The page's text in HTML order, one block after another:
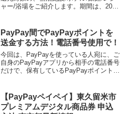
ャー/浴場をご紹介します。期間は、2023
ん】国内24000軒...
PayPay間でPayPayポイントを
送金する方法！電話番号使用で！
今回は、PayPayを使っている人宛に、ご
自身のPayPayアプリから相手の電話番号
だけで、保有しているPayPayポイントを
PayPayポイントを送金する方法！で...
【PayPayペイペイ】東久留米市
プレミアムデジタル商品券 申込